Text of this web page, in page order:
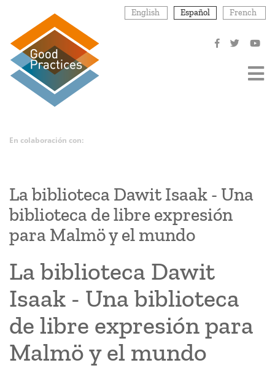
contenido
principal
English Español French
En colaboración con:
La biblioteca Dawit Isaak - Una
biblioteca de libre expresión
para Malmö y el mundo
La biblioteca Dawit
Isaak - Una biblioteca
de libre expresión para
Malmö y el mundo